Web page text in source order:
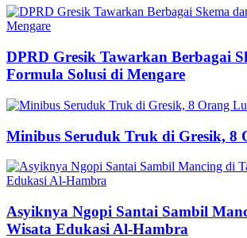
DPRD Gresik Tawarkan Berbagai
Formula Solusi di Mengare
Minibus Seruduk Truk di Gresik, 8
Asyiknya Ngopi Santai Sambil
Wisata Edukasi Al-Hambra